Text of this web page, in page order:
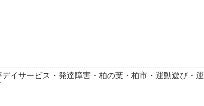
イサービス・発達障害・柏の葉・柏市・運動遊び・運